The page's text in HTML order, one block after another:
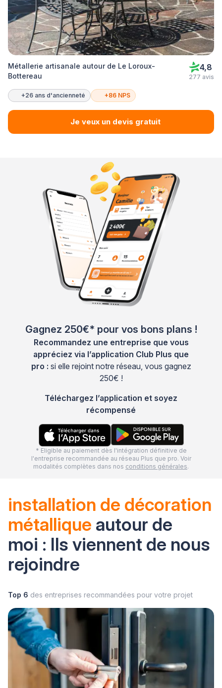
Métallerie artisanale autour de Le Loroux-
Bottereau
4,8
277 avis
+26 ans d'ancienneté +86 NPS
Je veux un devis gratuit
Gagnez 250€* pour vos bons plans !
Recommandez une entreprise que vous
appréciez via l’application Club Plus que
pro : si elle rejoint notre réseau, vous gagnez
250€ !
Téléchargez l’application et soyez
récompensé
* Eligible au paiement dès l'intégration définitive de
l'entreprise recommandée au réseau Plus que pro. Voir
modalités complètes dans nos conditions générales.
installation de décoration
métallique autour de
moi : Ils viennent de nous
rejoindre
Top 6 des entreprises recommandées pour votre projet